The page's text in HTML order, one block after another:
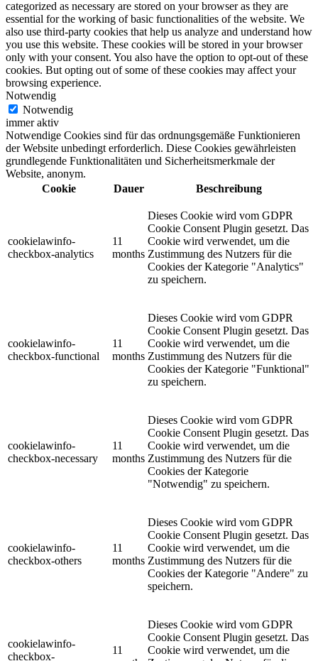
categorized as necessary are stored on your browser as they are
essential for the working of basic functionalities of the website. We
also use third-party cookies that help us analyze and understand how
you use this website. These cookies will be stored in your browser
only with your consent. You also have the option to opt-out of these
cookies. But opting out of some of these cookies may affect your
browsing experience.
Notwendig
Notwendig
immer aktiv
Notwendige Cookies sind für das ordnungsgemäße Funktionieren
der Website unbedingt erforderlich. Diese Cookies gewährleisten
grundlegende Funktionalitäten und Sicherheitsmerkmale der
Website, anonym.
Cookie
Dauer Beschreibung
cookielawinfo-
checkbox-analytics
11
months
Dieses Cookie wird vom GDPR
Cookie Consent Plugin gesetzt. Das
Cookie wird verwendet, um die
Zustimmung des Nutzers für die
Cookies der Kategorie "Analytics"
zu speichern.
cookielawinfo-
checkbox-functional
11
months
Dieses Cookie wird vom GDPR
Cookie Consent Plugin gesetzt. Das
Cookie wird verwendet, um die
Zustimmung des Nutzers für die
Cookies der Kategorie "Funktional"
zu speichern.
cookielawinfo-
checkbox-necessary
11
months
Dieses Cookie wird vom GDPR
Cookie Consent Plugin gesetzt. Das
Cookie wird verwendet, um die
Zustimmung des Nutzers für die
Cookies der Kategorie
"Notwendig" zu speichern.
cookielawinfo-
checkbox-others
11
months
Dieses Cookie wird vom GDPR
Cookie Consent Plugin gesetzt. Das
Cookie wird verwendet, um die
Zustimmung des Nutzers für die
Cookies der Kategorie "Andere" zu
speichern.
cookielawinfo-
checkbox-
11
Dieses Cookie wird vom GDPR
Cookie Consent Plugin gesetzt. Das
Cookie wird verwendet, um die